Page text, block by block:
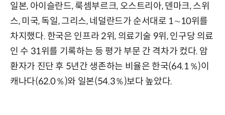
일본, 아이슬란드, 룩셈부르크, 오스트리아, 덴마크, 스위
스, 미국, 독일, 그리스, 네덜란드가 순서대로 1∼10위를
차지했다. 한국은 인프라 2위, 의료기술 9위, 인구당 의료
인 수 31위를 기록하는 등 평가 부문 간 격차가 컸다. 암
환자가 진단 후 5년간 생존하는 비율은 한국(64.1％)이
캐나다(62.0％)와 일본(54.3％)보다 높았다.